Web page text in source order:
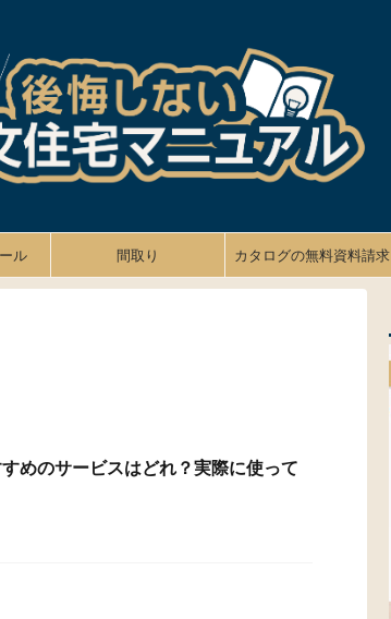
ル 間取り カタログの無料資料請求
めのサービスはどれ？実際に使って